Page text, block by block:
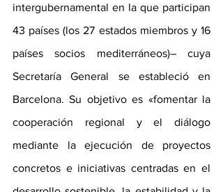
intergubernamental en la que participan
43 países (los 27 estados miembros y 16
países socios mediterráneos)– cuya
Secretaría General se estableció en
Barcelona. Su objetivo es «fomentar la
cooperación regional y el diálogo
mediante la ejecución de proyectos
concretos e iniciativas centradas en el